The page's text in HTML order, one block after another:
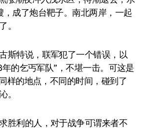
，成了炮台靶子。南北两岸，一起
。
斯特说，联军犯了一个错误，以
年的乞丐军队”，不堪一击。可这是
样的地点，不同的时间，碰到了
。
胜利的人，对于战争可谓来者不